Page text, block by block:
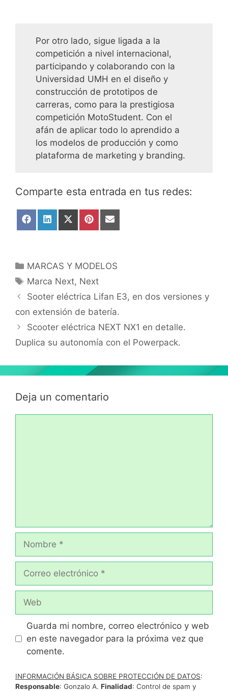
Por otro lado, sigue ligada a la
competición a nivel internacional,
participando y colaborando con la
Universidad UMH en el diseño y
construcción de prototipos de
carreras, como para la prestigiosa
competición MotoStudent. Con el
afán de aplicar todo lo aprendido a
los modelos de producción y como
plataforma de marketing y branding.
Comparte esta entrada en tus redes:
CompartirCompartirCompartir
CompartirCompartir
Categorías
MARCAS Y MODELOS
Etiquetas
Marca Next, Next
Sooter eléctrica Lifan E3, en dos versiones y
con extensión de batería.
Scooter eléctrica NEXT NX1 en detalle.
Duplica su autonomía con el Powerpack.
Deja un comentario
Nombre
Correo
Web
Guarda mi nombre, correo electrónico y web
en este navegador para la próxima vez que
comente.
INFORMACIÓN BÁSICA SOBRE PROTECCIÓN DE DATOS:
Responsable: Gonzalo A. Finalidad: Control de spam y